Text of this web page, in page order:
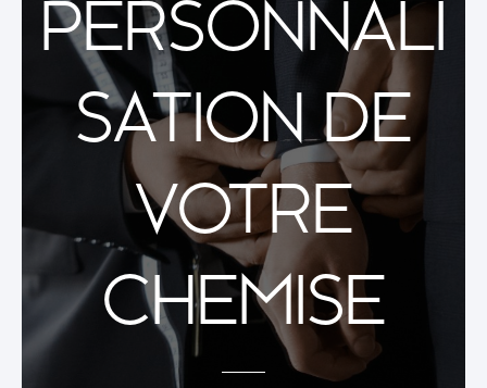
PERSONNALI
SATION DE
VOTRE
CHEMISE